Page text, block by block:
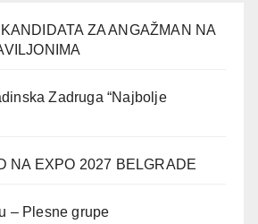
ZA ANGAŽMAN NA
Zadruga “Najbolje
NA EXPO 2027 BELGRADE
– Plesne grupe